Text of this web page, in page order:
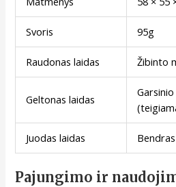
Svoris 95g
Raudonas laidas Žibinto
Geltonas laidas
Juodas laidas
Pajungimo ir